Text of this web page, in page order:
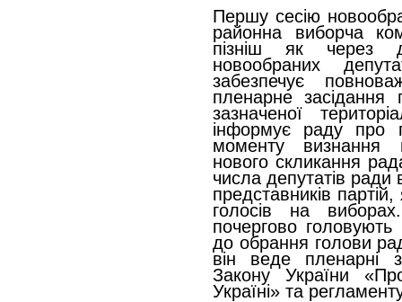
Першу сесію
районна виборча
пізніш як через
новообраних
забезпечує
пленарне засідання
зазначеної
інформує раду про
моменту визнання
нового скликання
числа депутатів ради
представників
голосів на
почергово
до обрання голови
він веде пленарні
Закону України
Україні» та